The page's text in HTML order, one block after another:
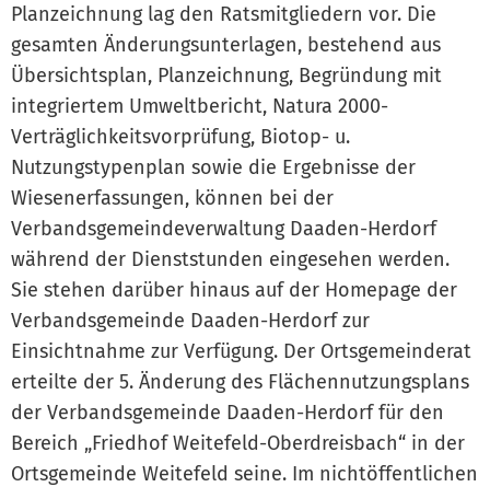
Planzeichnung lag den Ratsmitgliedern vor. Die
gesamten Änderungsunterlagen, bestehend aus
Übersichtsplan, Planzeichnung, Begründung mit
integriertem Umweltbericht, Natura 2000-
Verträglichkeitsvorprüfung, Biotop- u.
Nutzungstypenplan sowie die Ergebnisse der
Wiesenerfassungen, können bei der
Verbandsgemeindeverwaltung Daaden-Herdorf
während der Dienststunden eingesehen werden.
Sie stehen darüber hinaus auf der Homepage der
Verbandsgemeinde Daaden-Herdorf zur
Einsichtnahme zur Verfügung. Der Ortsgemeinderat
erteilte der 5. Änderung des Flächennutzungsplans
der Verbandsgemeinde Daaden-Herdorf für den
Bereich „Friedhof Weitefeld-Oberdreisbach“ in der
Ortsgemeinde Weitefeld seine. Im nichtöffentlichen